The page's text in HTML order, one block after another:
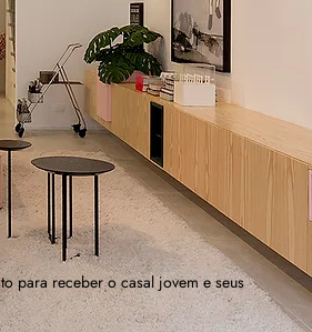
para receber o casal jovem e seus